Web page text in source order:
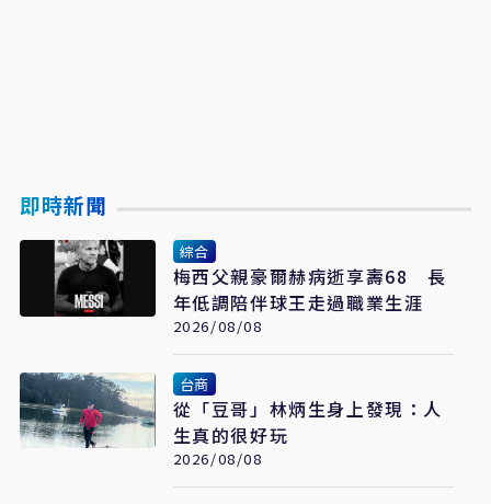
即時新聞
綜合
梅西父親豪爾赫病逝享壽68 長
年低調陪伴球王走過職業生涯
2026/08/08
台商
從「豆哥」林炳生身上發現：人
生真的很好玩
2026/08/08